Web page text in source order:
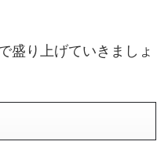
盛り上げていきましょ